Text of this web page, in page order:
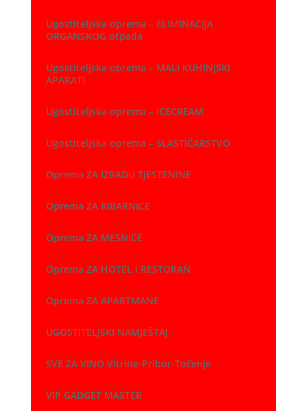
Ugostiteljska oprema – ELIMINACIJA
ORGANSKOG otpada
Ugostiteljska oprema – MALI KUHINJSKI
APARATI
Ugostiteljska oprema – ICECREAM
Ugostiteljska oprema – SLASTIČARSTVO
Oprema ZA IZRADU TJESTENINE
Oprema ZA RIBARNICE
Oprema ZA MESNICE
Oprema ZA HOTEL i RESTORAN
Oprema ZA APARTMANE
UGOSTITELJSKI NAMJEŠTAJ
SVE ZA VINO Vitrine-Pribor-Točenje
VIP GADGET MASTER